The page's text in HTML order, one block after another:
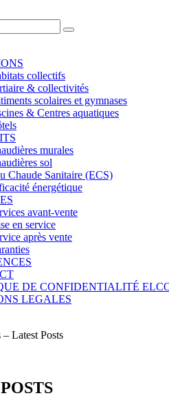
collectifs
& collectivités
scolaires et gymnases
& Centres aquatiques
murales
sol
Chaude Sanitaire (ECS)
énergétique
avant-vente
en service
après vente
DE CONFIDENTIALITÉ
LEGALES
– Latest Posts